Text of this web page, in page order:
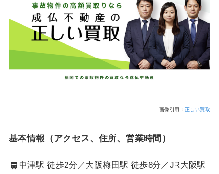
画像引用：正しい買取
基本情報（アクセス、住所、営業時間）
中津駅 徒歩2分／大阪梅田駅 徒歩8分／JR大阪駅